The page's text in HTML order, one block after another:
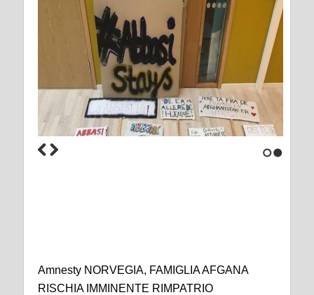
Amnesty NORVEGIA, FAMIGLIA AFGANA
RISCHIA IMMINENTE RIMPATRIO